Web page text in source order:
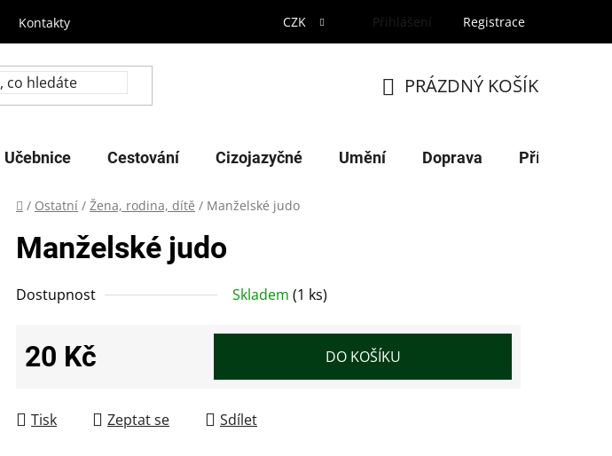
Kontakty CZK Přihlášení Registrace
KOŠÍK
PRÁZDNÝ KOŠÍK
Učebnice Cestování Cizojazyčné Umění Doprava Příroda
Domů
/ Ostatní / Žena, rodina, dítě / Manželské judo
Manželské judo
Dostupnost Skladem (1 ks)
20 Kč DO KOŠÍKU
Tisk Zeptat se Sdílet